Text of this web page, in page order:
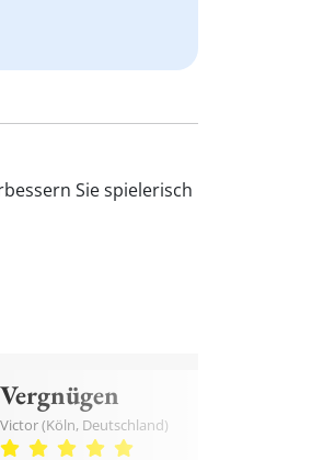
Sie spielerisch
Vergnügen
Victor (Köln, Deutschland)